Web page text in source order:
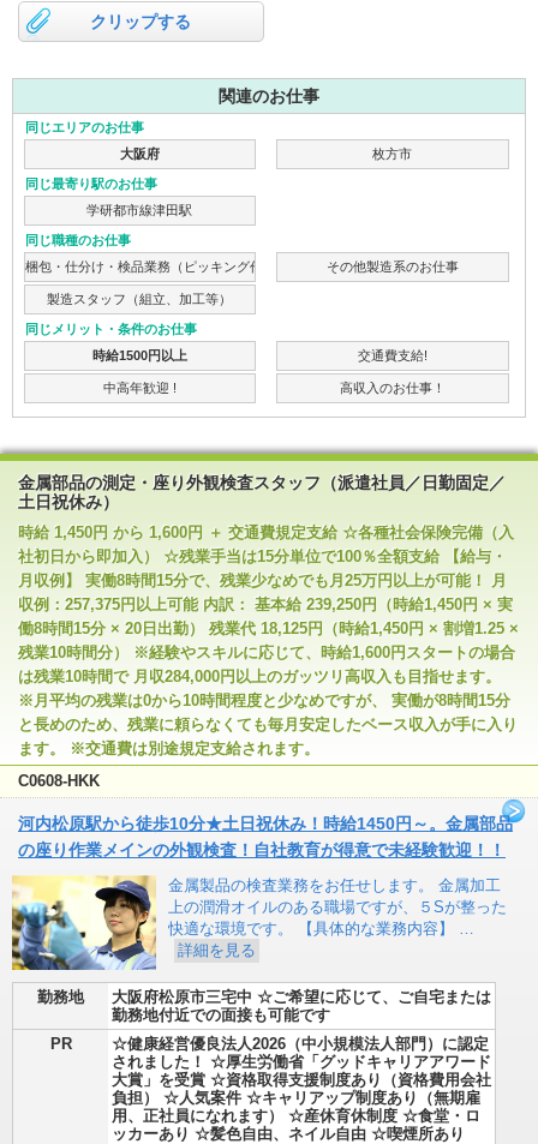
クリップする
関連のお仕事
同じエリアのお仕事
大阪府
枚方市
同じ最寄り駅のお仕事
学研都市線津田駅
同じ職種のお仕事
梱包・仕分け・検品業務（ピッキング作業）
その他製造系のお仕事
製造スタッフ（組立、加工等）
同じメリット・条件のお仕事
時給1500円以上
交通費支給!
中高年歓迎 ! 高収入のお仕事！
金属部品の測定・座り外観検査スタッフ（派遣社員／日勤固定／
土日祝休み）
時給 1,450円 から 1,600円 ＋ 交通費規定支給 ☆各種社会保険完備（入
社初日から即加入） ☆残業手当は15分単位で100％全額支給 【給与・
月収例】 実働8時間15分で、残業少なめでも月25万円以上が可能！ 月
収例：257,375円以上可能 内訳： 基本給 239,250円（時給1,450円 × 実
働8時間15分 × 20日出勤） 残業代 18,125円（時給1,450円 × 割増1.25 ×
残業10時間分） ※経験やスキルに応じて、時給1,600円スタートの場合
は残業10時間で 月収284,000円以上のガッツリ高収入も目指せます。
※月平均の残業は0から10時間程度と少なめですが、 実働が8時間15分
と長めのため、残業に頼らなくても毎月安定したベース収入が手に入り
ます。 ※交通費は別途規定支給されます。
C0608-HKK
河内松原駅から徒歩10分★土日祝休み！時給1450円～。金属部品
の座り作業メインの外観検査！自社教育が得意で未経験歓迎！！
金属製品の検査業務をお任せします。 金属加工
上の潤滑オイルのある職場ですが、５Sが整った
快適な環境です。 【具体的な業務内容】 …
詳細を見る
勤務地
大阪府松原市三宅中 ☆ご希望に応じて、ご自宅または
勤務地付近での面接も可能です
PR
☆健康経営優良法人2026（中小規模法人部門）に認定
されました！ ☆厚生労働省「グッドキャリアアワード
大賞」を受賞 ☆資格取得支援制度あり（資格費用会社
負担） ☆人気案件 ☆キャリアップ制度あり（無期雇
用、正社員になれます） ☆産休育休制度 ☆食堂・ロ
ッカーあり ☆髪色自由、ネイル自由 ☆喫煙所あり